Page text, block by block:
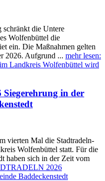
die Untere
Wolfenbüttel die
ein. Die Maßnahmen gelten
2026. Aufgrund ... mehr lesen:
Landkreis Wolfenbüttel wird
in der
vierten Mal die Stadtradeln-
Wolfenbüttel statt. Für die
haben sich in der Zeit vom
2026
Baddeckenstedt